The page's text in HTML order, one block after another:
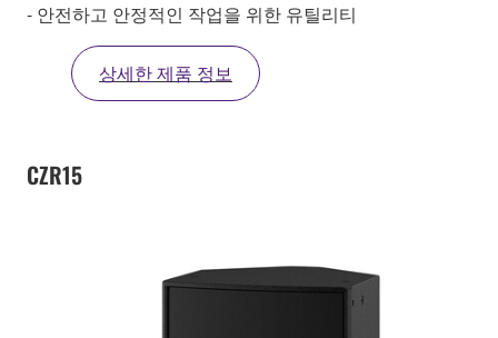
- 안전하고 안정적인 작업을 위한 유틸리티
상세한 제품 정보
CZR15